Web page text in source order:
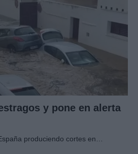
y pone en alerta
produciendo cortes en…